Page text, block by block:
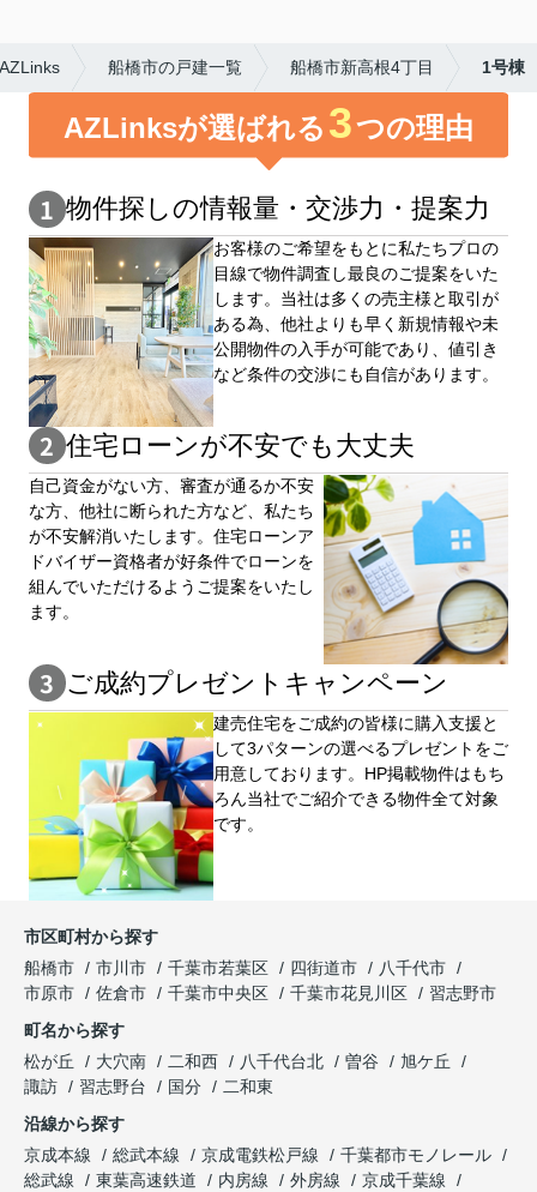
船橋市の戸建一覧 船橋市新高根4丁目 1号棟
AZLinksが選ばれる 3つの理由
物件探しの情報量・交渉⼒・提案⼒
お客様のご希望をもとに私たちプロの
目線で物件調査し最良のご提案をいた
します。当社は多くの売主様と取引が
ある為、他社よりも早く新規情報や未
公開物件の⼊手が可能であり、値引き
など条件の交渉にも自信があります。
住宅ローンが不安でも大丈夫
自⼰資⾦がない⽅、審査が通るか不安
な⽅、他社に断られた⽅など、私たち
が不安解消いたします。住宅ローンア
ドバイザー資格者が好条件でローンを
組んでいただけるようご提案をいたし
ます。
ご成約プレゼントキャンペーン
建売住宅をご成約の皆様に購⼊⽀援と
して3パターンの選べるプレゼントをご
用意しております。HP掲載物件はもち
ろん当社でご紹介できる物件全て対象
です。
市区町村から探す
船橋市
市川市 千葉市若葉区 四街道市
八千代市
市原市
佐倉市 千葉市中央区 千葉市花見川区
習志野市
町名から探す
松が丘
大穴南 二和西 八千代台北 曽谷
旭ケ丘
諏訪
習志野台 国分
二和東
沿線から探す
京成本線
総武本線 京成電鉄松戸線
千葉都市モノレール
総武線
東葉高速鉄道 内房線 外房線
京成千葉線